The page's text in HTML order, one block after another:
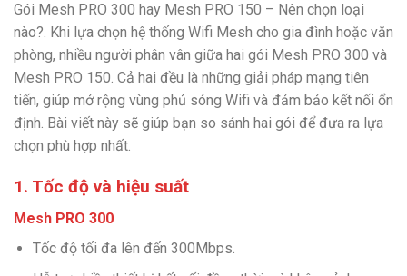
Gói Mesh PRO 300 hay Mesh PRO 150 – Nên chọn loại
nào?. Khi lựa chọn hệ thống Wifi Mesh cho gia đình hoặc văn
phòng, nhiều người phân vân giữa hai gói Mesh PRO 300 và
Mesh PRO 150. Cả hai đều là những giải pháp mạng tiên
tiến, giúp mở rộng vùng phủ sóng Wifi và đảm bảo kết nối ổn
định. Bài viết này sẽ giúp bạn so sánh hai gói để đưa ra lựa
chọn phù hợp nhất.
1. Tốc độ và hiệu suất
Mesh PRO 300
Tốc độ tối đa lên đến 300Mbps.